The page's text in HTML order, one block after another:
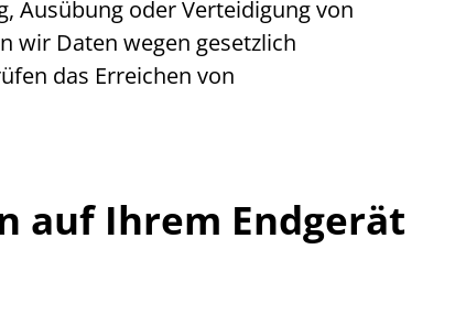
Ausübung oder Verteidigung von
wir Daten wegen gesetzlich
das Erreichen von
auf Ihrem Endgerät